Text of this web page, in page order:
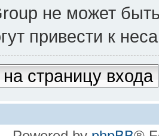
не может
привести к
страницу входа